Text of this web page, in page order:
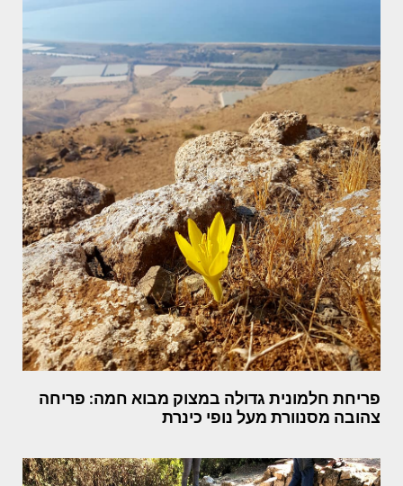
פריחת חלמונית גדולה במצוק מבוא חמה: פריחה
צהובה מסנוורת מעל נופי כינרת